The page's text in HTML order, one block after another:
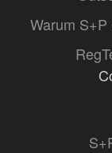
Warum